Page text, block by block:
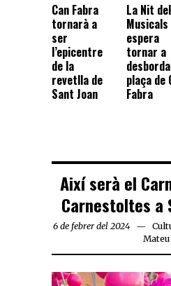
Can Fabra
tornarà a
ser
l’epicentre
de la
revetlla de
Sant Joan
La Nit
Musicals
espera
tornar a
plaça de
Fabra
Així serà el
Carnestoltes a
6 de febrer del 2024
Mateu